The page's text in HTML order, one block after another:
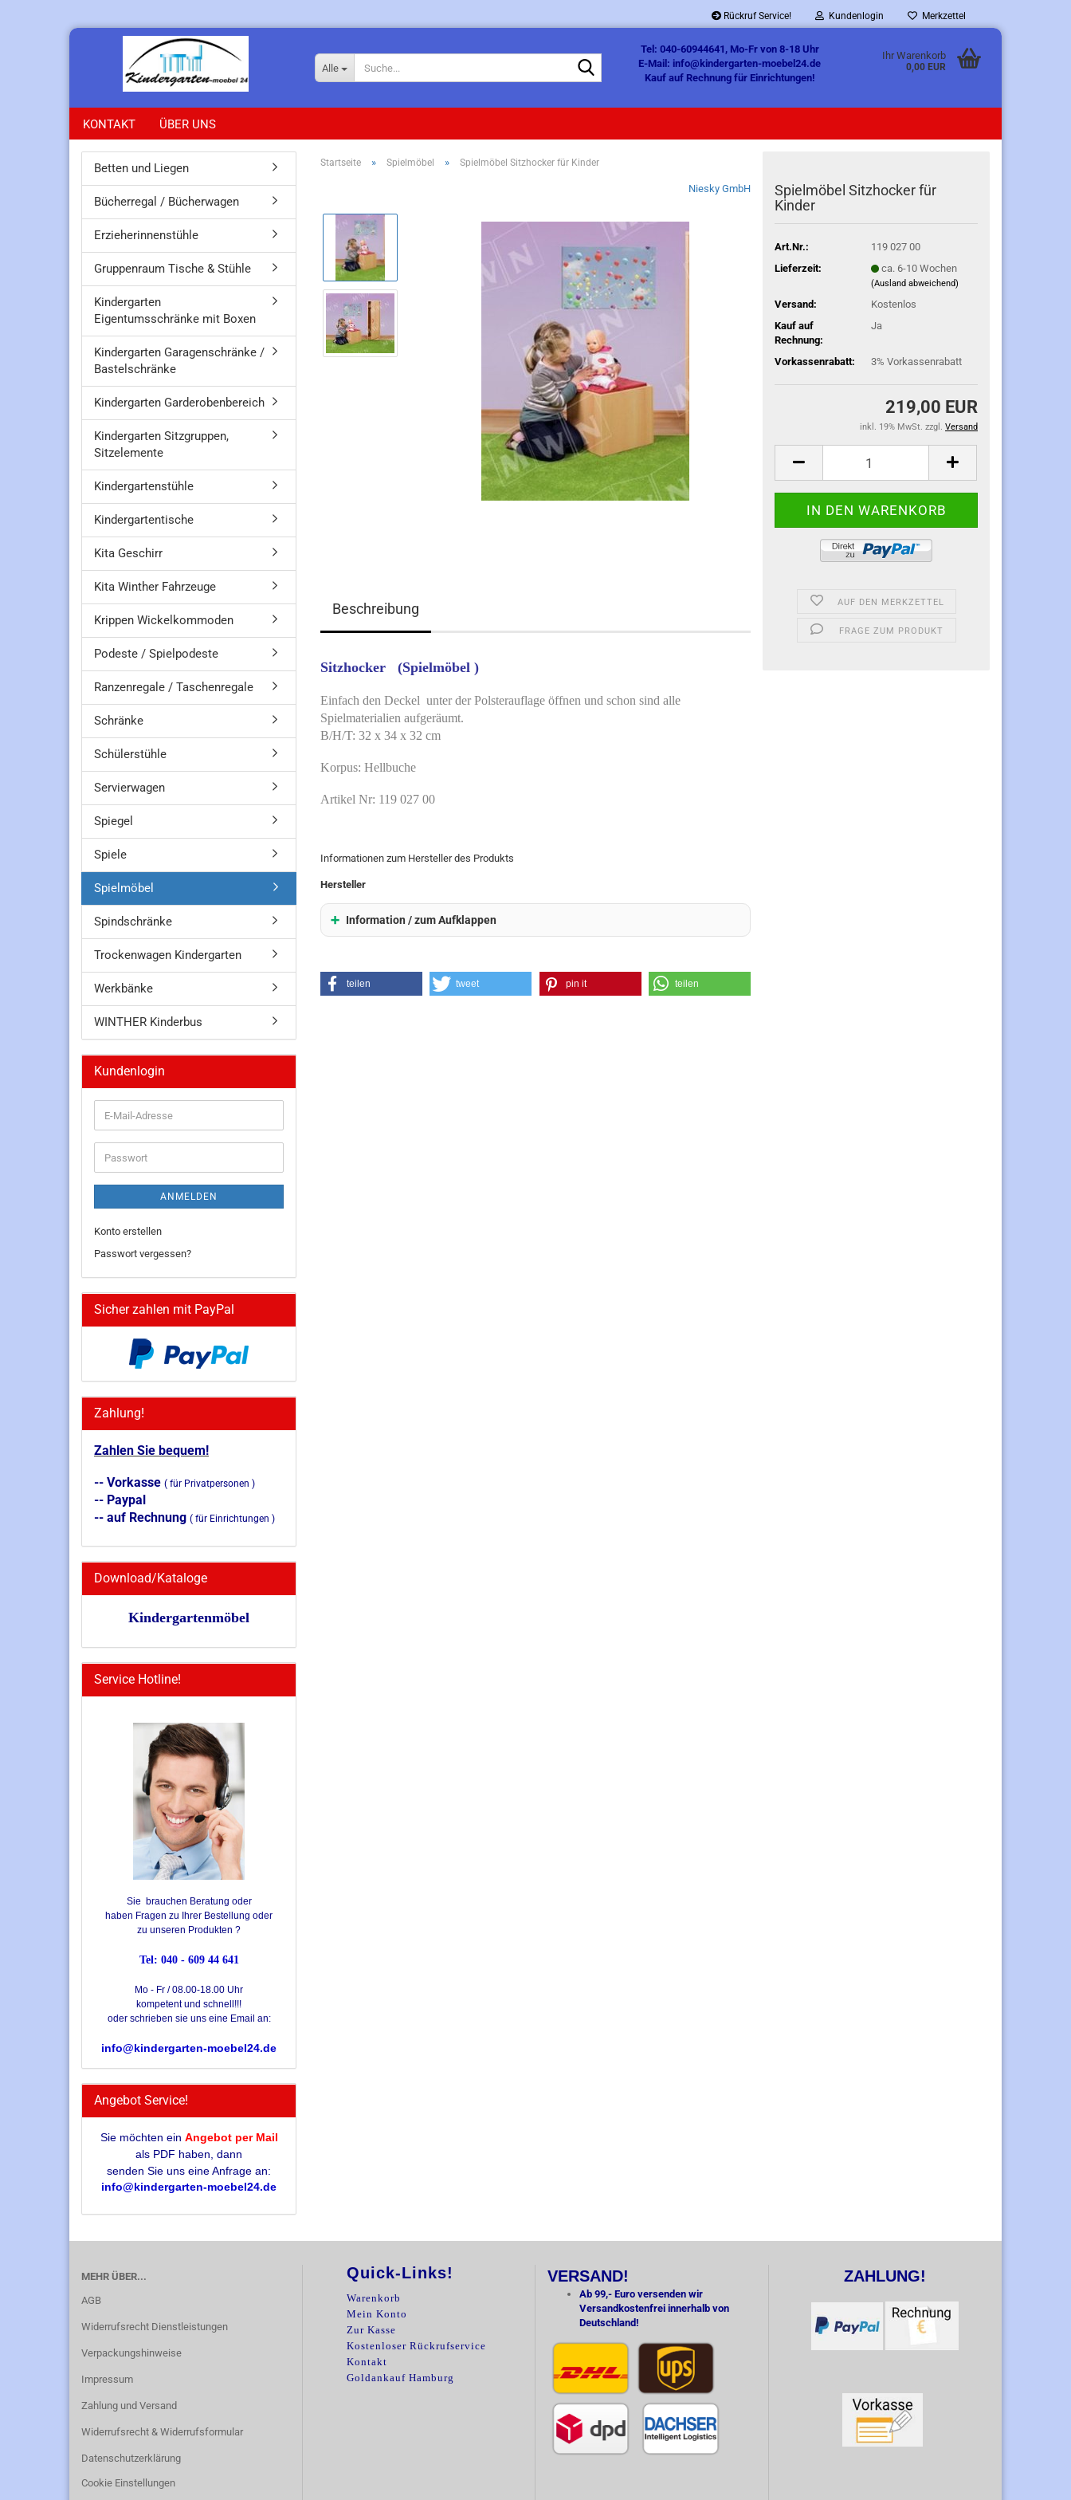
Rückruf Service! Kundenlogin Merkzettel
Alle
Tel: 040-60944641, Mo-Fr von 8-18 Uhr
E-Mail: info@kindergarten-moebel24.de
Kauf auf Rechnung für Einrichtungen!
Ihr Warenkorb
0,00 EUR
KONTAKT ÜBER UNS
Startseite » Spielmöbel » Spielmöbel Sitzhocker für Kinder
Niesky GmbH
Spielmöbel Sitzhocker für
Kinder
Art.Nr.:
119 027 00
Lieferzeit:
ca. 6-10 Wochen
(Ausland abweichend)
Versand:
Kostenlos
Kauf auf
Rechnung:
Ja
Vorkassenrabatt: 3% Vorkassenrabatt
219,00 EUR
inkl. 19% MwSt. zzgl. Versand
AUF DEN MERKZETTEL
FRAGE ZUM PRODUKT
Beschreibung
Sitzhocker (Spielmöbel )
Einfach den Deckel unter der Polsterauflage öffnen und schon sind alle
Spielmaterialien aufgeräumt.
B/H/T: 32 x 34 x 32 cm
Korpus: Hellbuche
Artikel Nr: 119 027 00
Informationen zum Hersteller des Produkts
Hersteller
Information / zum Aufklappen
teilen tweet pin it teilen
Betten und Liegen
Bücherregal / Bücherwagen
Erzieherinnenstühle
Gruppenraum Tische & Stühle
Kindergarten
Eigentumsschränke mit Boxen
Kindergarten Garagenschränke /
Bastelschränke
Kindergarten Garderobenbereich
Kindergarten Sitzgruppen,
Sitzelemente
Kindergartenstühle
Kindergartentische
Kita Geschirr
Kita Winther Fahrzeuge
Krippen Wickelkommoden
Podeste / Spielpodeste
Ranzenregale / Taschenregale
Schränke
Schülerstühle
Servierwagen
Spiegel
Spiele
Spielmöbel
Spindschränke
Trockenwagen Kindergarten
Werkbänke
WINTHER Kinderbus
Kundenlogin
E-
Mail-
Adresse
Passwort
ANMELDEN
Konto erstellen
Passwort vergessen?
Sicher zahlen mit PayPal
Zahlung!
Zahlen Sie bequem!
-- Vorkasse ( für Privatpersonen )
-- Paypal
-- auf Rechnung ( für Einrichtungen )
Download/Kataloge
Kindergartenmöbel
Service Hotline!
Sie brauchen Beratung oder
haben Fragen zu Ihrer Bestellung oder
zu unseren Produkten ?
Tel: 040 - 609 44 641
Mo - Fr / 08.00-18.00 Uhr
kompetent und schnell!!!
oder schrieben sie uns eine Email an:
info@kindergarten-moebel24.de
Angebot Service!
Sie möchten ein Angebot per Mail
als PDF haben, dann
senden Sie uns eine Anfrage an:
info@kindergarten-moebel24.de
MEHR ÜBER...
AGB
Widerrufsrecht Dienstleistungen
Verpackungshinweise
Impressum
Zahlung und Versand
Widerrufsrecht & Widerrufsformular
Datenschutzerklärung
Cookie Einstellungen
Quick-Links!
Warenkorb
Mein Konto
Zur Kasse
Kostenloser Rückrufservice
Kontakt
Goldankauf Hamburg
VERSAND!
Ab 99,- Euro versenden wir
Versandkostenfrei innerhalb von
Deutschland!
ZAHLUNG!